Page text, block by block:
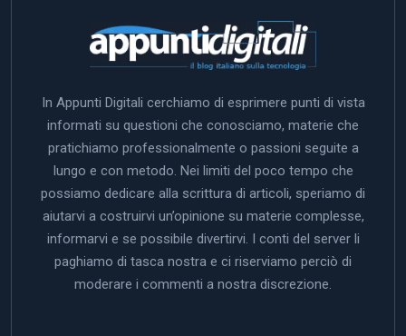
In Appunti Digitali cerchiamo di esprimere punti di vista
informati su questioni che conosciamo, materie che
pratichiamo professionalmente o passioni seguite a
lungo e con metodo. Nei limiti del poco tempo che
possiamo dedicare alla scrittura di articoli, speriamo di
aiutarvi a costruirvi un’opinione su materie complesse,
informarvi e se possibile divertirvi. I conti del server li
paghiamo di tasca nostra e ci riserviamo perciò di
moderare i commenti a nostra discrezione.